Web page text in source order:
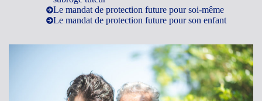
Le mandat de protection future pour soi-même
Le mandat de protection future pour son enfant